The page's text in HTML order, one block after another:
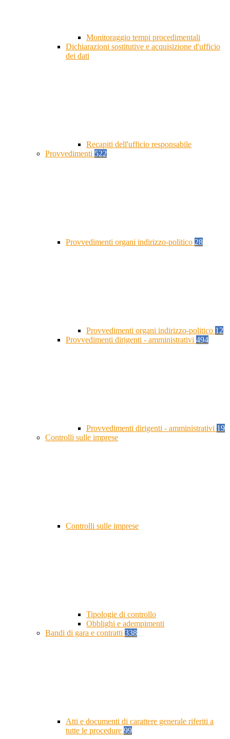
Monitoraggio tempi procedimentali
Dichiarazioni sostitutive e acquisizione d'ufficio
dei dati
Recapiti dell'ufficio responsabile
Provvedimenti 522
Provvedimenti organi indirizzo-politico 28
Provvedimenti organi indirizzo-politico 12
Provvedimenti dirigenti - amministrativi 494
Provvedimenti dirigenti - amministrativi 19
Controlli sulle imprese
Controlli sulle imprese
Tipologie di controllo
Obblighi e adempimenti
Bandi di gara e contratti 338
Atti e documenti di carattere generale riferiti a
tutte le procedure 99